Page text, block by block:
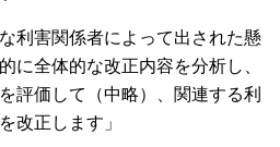
利害関係者によって出された懸
に全体的な改正内容を分析し、
評価して（中略）、関連する利
改正します」